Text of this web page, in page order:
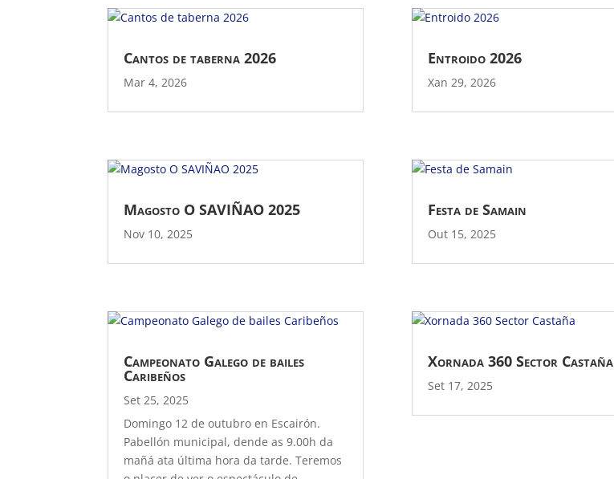
Cantos de taberna 2026
Mar 4, 2026
Magosto O SAVIÑAO 2025
Nov 10, 2025
Campeonato Galego de bailes
Caribeños
Set 25, 2025
Domingo 12 de outubro en Escairón.
Pabellón municipal, dende as 9.00h da
mañá ata última hora da tarde. Teremos
Entroido 2026
Xan 29, 2026
Festa de Samain
Out 15, 2025
Xornada 360 Sector Castaña
Set 17, 2025